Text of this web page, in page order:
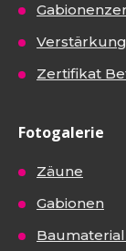
Zertifikat
Fotogalerie
Zäune
Gabionen